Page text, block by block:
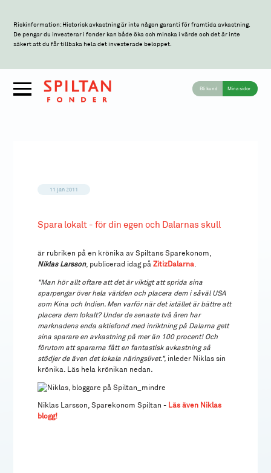
Riskinformation: Historisk avkastning är inte någon garanti för framtida avkastning.
De pengar du investerar i fonder kan både öka och minska i värde och det är inte
säkert att du får tillbaka hela det investerade beloppet.
Bli kund Mina sidor
11 jan 2011
Spara lokalt - för din egen och Dalarnas skull
är rubriken på en krönika av Spiltans Sparekonom,
Niklas Larsson, publicerad idag påZitizDalarna
"Man hör allt oftare att det är viktigt att sprida sina
sparpengar över hela världen och placera dem i såväl USA
som Kina och Indien. Men varför när det istället är bättre att
placera dem lokalt? Under de senaste två åren har
marknadens enda aktiefond med inriktning på Dalarna gett
sina sparare en avkastning på mer än 100 procent! Och
förutom att spararna fått en fantastisk avkastning så
stödjer de även det lokala näringslivet.", inleder Niklas sin
krönika. Läs hela krönikan nedan.
Niklas Larsson, Sparekonom Spiltan - Läs även Niklas
blogg!